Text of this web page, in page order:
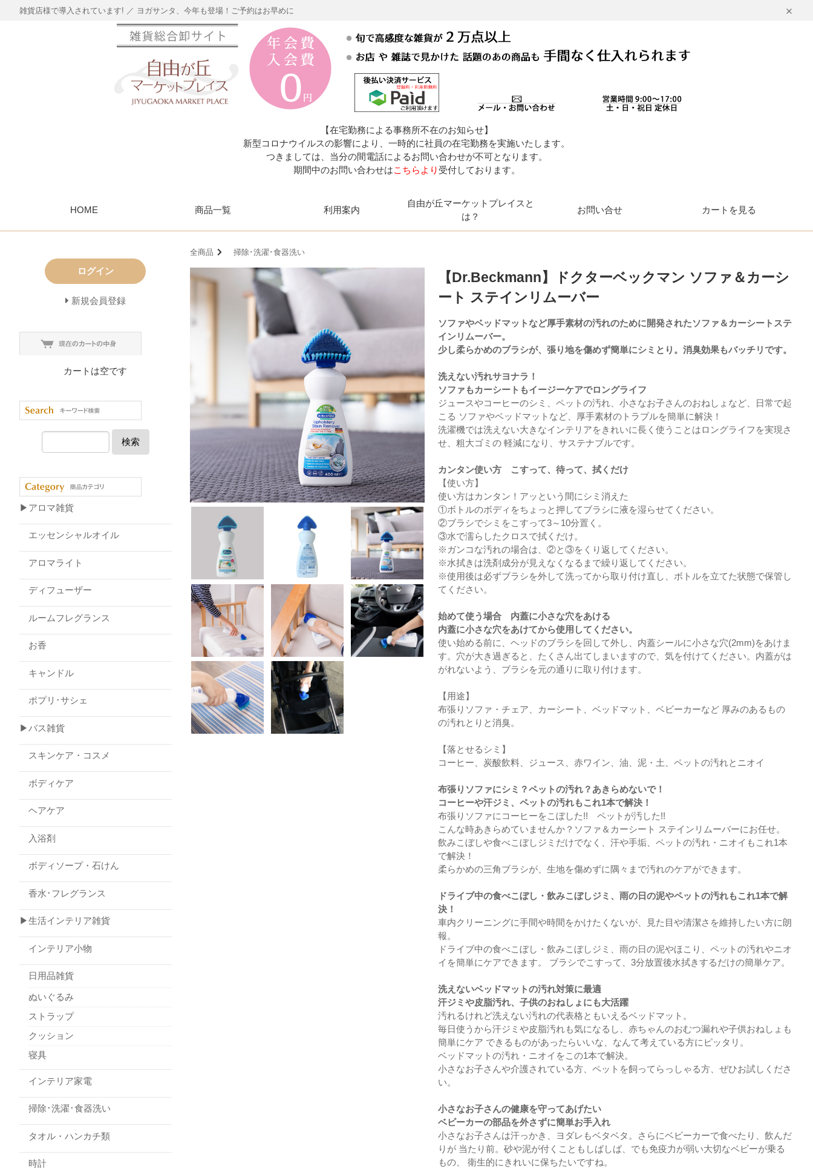
雑貨店様で導入されています! ／ ヨガサンタ、今年も登場！ご予約はお早めに
【在宅勤務による事務所不在のお知らせ】
新型コロナウイルスの影響により、一時的に社員の在宅勤務を実施いたします。
つきましては、当分の間電話によるお問い合わせが不可となります。
期間中のお問い合わせはこちらより 受付しております。
HOME 商品一覧 利用案内
自由が丘マーケットプレイスと
は？
お問い合せ カートを見る
全商品 掃除･洗濯･食器洗い
【Dr.Beckmann】ドクターベックマン ソファ＆カーシ
ート ステインリムーバー
ソファやベッドマットなど厚手素材の汚れのために開発されたソファ＆カーシートステ
インリムーバー。
少し柔らかめのブラシが、張り地を傷めず簡単にシミとり。消臭効果もバッチリです。
洗えない汚れサヨナラ！
ソファもカーシートもイージーケアでロングライフ
ジュースやコーヒーのシミ、ペットの汚れ、小さなお子さんのおねしょなど、日常で起
こる ソファやベッドマットなど、厚手素材のトラブルを簡単に解決！
洗濯機では洗えない大きなインテリアをきれいに長く使うことはロングライフを実現さ
せ、粗大ゴミの 軽減になり、サステナブルです。
カンタン使い方 こすって、待って、拭くだけ
【使い方】
使い方はカンタン！アッという間にシミ消えた
①ボトルのボディをちょっと押してブラシに液を湿らせてください。
②ブラシでシミをこすって3～10分置く。
③水で濡らしたクロスで拭くだけ。
※ガンコな汚れの場合は、②と③をくり返してください。
※水拭きは洗剤成分が見えなくなるまで繰り返してください。
※使用後は必ずブラシを外して洗ってから取り付け直し、ボトルを立てた状態で保管し
てください。
始めて使う場合 内蓋に小さな穴をあける
内蓋に小さな穴をあけてから使用してください。
使い始める前に、ヘッドのブラシを回して外し、内蓋シールに小さな穴(2mm)をあけま
す。穴が大き過ぎると、たくさん出てしまいますので、気を付けてください。内蓋がは
がれないよう、ブラシを元の通りに取り付けます。
【用途】
布張りソファ・チェア、カーシート、ベッドマット、ベビーカーなど 厚みのあるもの
の汚れとりと消臭。
【落とせるシミ】
コーヒー、炭酸飲料、ジュース、赤ワイン、油、泥・土、ペットの汚れとニオイ
布張りソファにシミ？ペットの汚れ？あきらめないで！
コーヒーや汗ジミ、ペットの汚れもこれ1本で解決！
布張りソファにコーヒーをこぼした!! ペットが汚した!!
こんな時あきらめていませんか？ソファ＆カーシート ステインリムーバーにお任せ。
飲みこぼしや食べこぼしジミだけでなく、汗や手垢、ペットの汚れ・ニオイもこれ1本
で解決！
柔らかめの三角ブラシが、生地を傷めずに隅々まで汚れのケアができます。
ドライブ中の食べこぼし・飲みこぼしジミ、雨の日の泥やペットの汚れもこれ1本で解
決！
車内クリーニングに手間や時間をかけたくないが、見た目や清潔さを維持したい方に朗
報。
ドライブ中の食べこぼし・飲みこぼしジミ、雨の日の泥やほこり、ペットの汚れやニオ
イを簡単にケアできます。 ブラシでこすって、3分放置後水拭きするだけの簡単ケア。
洗えないベッドマットの汚れ対策に最適
汗ジミや皮脂汚れ、子供のおねしょにも大活躍
汚れるけれど洗えない汚れの代表格ともいえるベッドマット。
毎日使うから汗ジミや皮脂汚れも気になるし、赤ちゃんのおむつ漏れや子供おねしょも
簡単にケア できるものがあったらいいな、なんて考えている方にピッタリ。
ベッドマットの汚れ・ニオイをこの1本で解決。
小さなお子さんや介護されている方、ペットを飼ってらっしゃる方、ぜひお試しくださ
い。
小さなお子さんの健康を守ってあげたい
ベビーカーの部品を外さずに簡単お手入れ
小さなお子さんは汗っかき、ヨダレもベタベタ。さらにベビーカーで食べたり、飲んだ
りが 当たり前。砂や泥が付くこともしばしば、でも免疫力が弱い大切なベビーが乗る
もの、 衛生的にきれいに保ちたいですね。
ログイン
新規会員登録
カートは空です
検索
▶アロマ雑貨
エッセンシャルオイル
アロマライト
ディフューザー
ルームフレグランス
お香
キャンドル
ポプリ･サシェ
▶バス雑貨
スキンケア・コスメ
ボディケア
ヘアケア
入浴剤
ボディソープ・石けん
香水･フレグランス
▶生活インテリア雑貨
インテリア小物
日用品雑貨
ぬいぐるみ
ストラップ
クッション
寝具
インテリア家電
掃除･洗濯･食器洗い
タオル・ハンカチ類
時計